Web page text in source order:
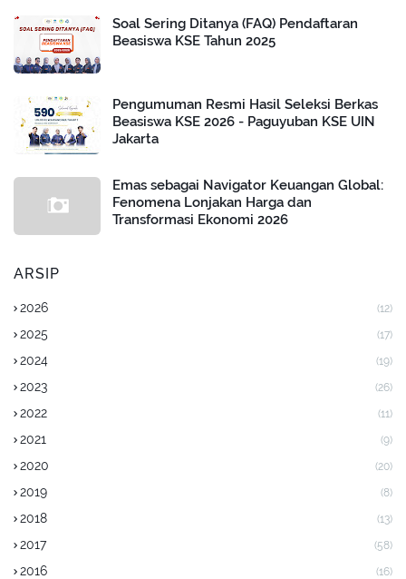
Soal Sering Ditanya (FAQ) Pendaftaran
Beasiswa KSE Tahun 2025
Pengumuman Resmi Hasil Seleksi Berkas
Beasiswa KSE 2026 - Paguyuban KSE UIN
Jakarta
Emas sebagai Navigator Keuangan Global:
Fenomena Lonjakan Harga dan
Transformasi Ekonomi 2026
ARSIP
2026 (12)
2025 (17)
2024 (19)
2023 (26)
2022 (11)
2021 (9)
2020 (20)
2019 (8)
2018 (13)
2017 (58)
2016 (16)